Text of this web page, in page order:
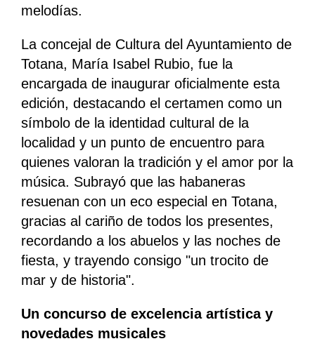
melodías.
La concejal de Cultura del Ayuntamiento de
Totana, María Isabel Rubio, fue la
encargada de inaugurar oficialmente esta
edición, destacando el certamen como un
símbolo de la identidad cultural de la
localidad y un punto de encuentro para
quienes valoran la tradición y el amor por la
música. Subrayó que las habaneras
resuenan con un eco especial en Totana,
gracias al cariño de todos los presentes,
recordando a los abuelos y las noches de
fiesta, y trayendo consigo "un trocito de
mar y de historia".
Un concurso de excelencia artística y
novedades musicales